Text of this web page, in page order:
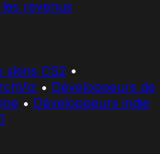
revenus
skins CS2 •
• Développeurs de
• Développeurs indie